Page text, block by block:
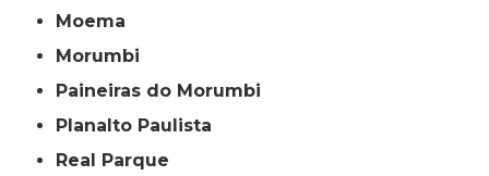
Moema
Morumbi
Paineiras do Morumbi
Planalto Paulista
Real Parque